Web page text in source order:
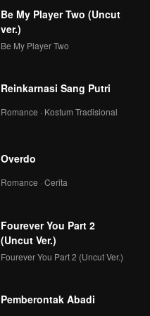
Be My Player Two (Uncut
ver.)
Be My Player Two
Reinkarnasi Sang Putri
Romance · Kostum Tradisional
Overdo
Romance · Cerita
Fourever You Part 2
(Uncut Ver.)
Fourever You Part 2 (Uncut Ver.)
Pemberontak Abadi